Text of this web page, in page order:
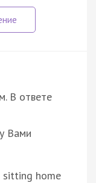
В ответе
Вами
sitting home